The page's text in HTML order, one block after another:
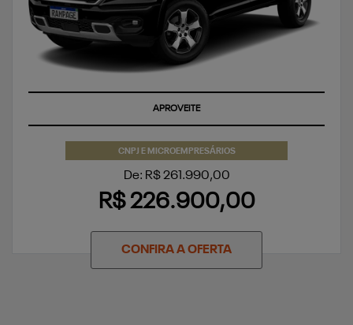
APROVEITE
SUPERVALORIZAÇÃO DO SEU SEMINOVO
CNPJ E MICROEMPRESÁRIOS
De: R$ 261.990,00
R$ 226.900,00
CONFIRA A OFERTA